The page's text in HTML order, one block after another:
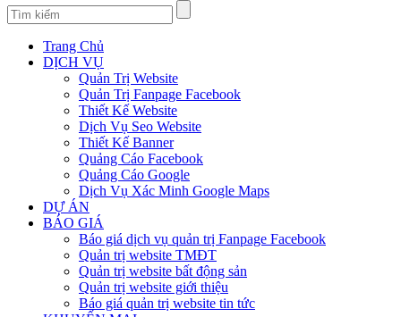
Trang Chủ
DỊCH VỤ
Quản Trị Website
Quản Trị Fanpage Facebook
Thiết Kế Website
Dịch Vụ Seo Website
Thiết Kế Banner
Quảng Cáo Facebook
Quảng Cáo Google
Dịch Vụ Xác Minh Google Maps
DỰ ÁN
BÁO GIÁ
Báo giá dịch vụ quản trị Fanpage Facebook
Quản trị website TMĐT
Quản trị website bất động sản
Quản trị website giới thiệu
Báo giá quản trị website tin tức